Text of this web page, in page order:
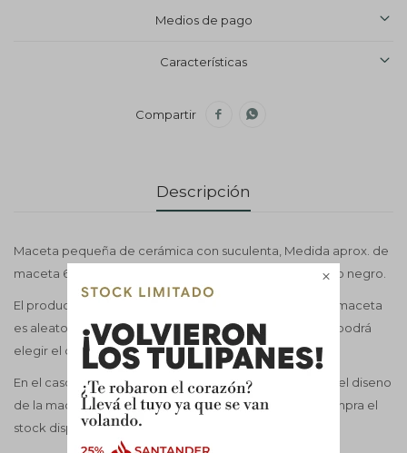

Medios de pago
Características
 
Descripción
Maceta pequeña de cerámica con suculenta, Medida aprox. de
maceta 6cm X10cm. Diferentes diseños y color blanco o negro.
El producto incluye 1 maceta con 1 planta, Diseño de la maceta
es aleatorio según el stock al igual que la suculenta, se podrá
elegir el color blanco o negro de la maceta.
En el caso de querer elegir dentro del stock la planta y el diseno
de la maceta consultar una vez se haya realizado la compra el
stock disponible.